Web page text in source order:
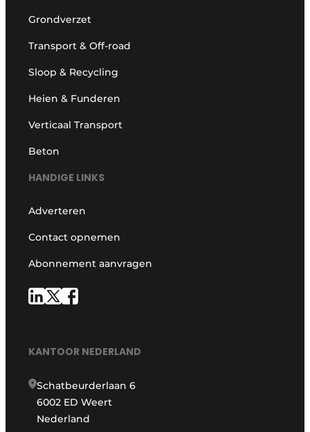
Grondverzet
Transport & Off-road
Sloop & Recycling
Heien & Funderen
Verticaal Transport
Beton
HANDIGE LINKS
Adverteren
Contact opnemen
Abonnement aanvragen
KANTOOR NEDERLAND
Schatbeurderlaan 6
6002 ED Weert
Nederland